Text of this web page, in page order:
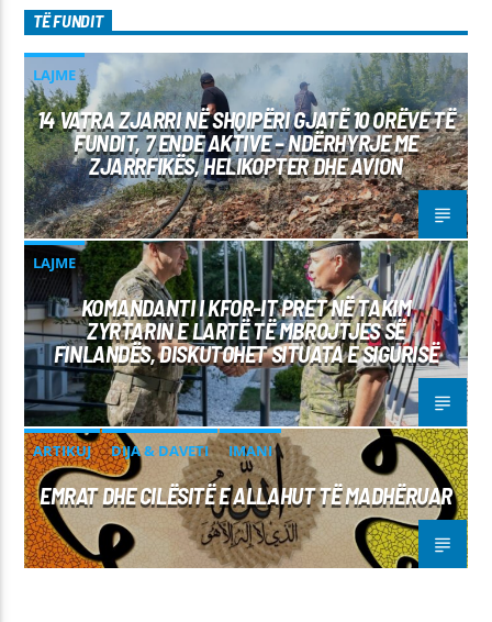
TË FUNDIT
LAJME
14 VATRA ZJARRI NË SHQIPËRI GJATË 10 ORËVE TË
FUNDIT, 7 ENDE AKTIVE – NDËRHYRJE ME
ZJARRFIKËS, HELIKOPTER DHE AVION
LAJME
KOMANDANTI I KFOR-IT PRET NË TAKIM
ZYRTARIN E LARTË TË MBROJTJES SË
FINLANDËS, DISKUTOHET SITUATA E SIGURISË
ARTIKUJ DIJA & DAVETI IMANI
EMRAT DHE CILËSITË E ALLAHUT TË MADHËRUAR